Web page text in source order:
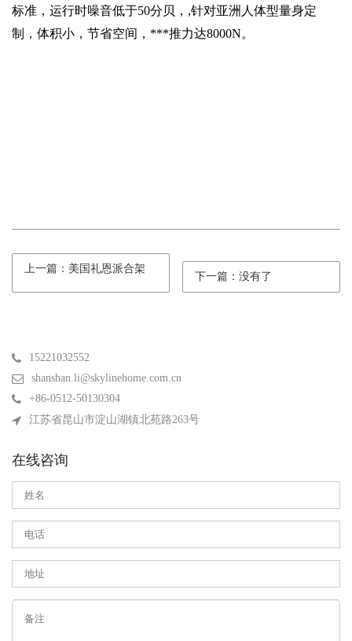
标准，运行时噪音低于50分贝，,针对亚洲人体型量身定
制，体积小，节省空间，***推力达8000N。
上一篇：美国礼恩派合架
下一篇：没有了
在线咨询
15221032552
shanshan.li@skylinehome.com.cn
+86-0512-50130304
江苏省昆山市淀山湖镇北苑路263号